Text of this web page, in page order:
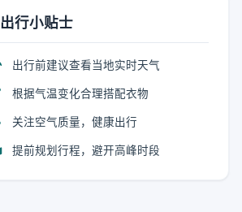
出行小贴士
出行前建议查看当地实时天气
根据气温变化合理搭配衣物
关注空气质量，健康出行
提前规划行程，避开高峰时段